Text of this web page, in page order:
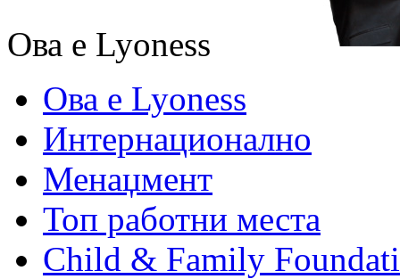
Ова е Lyoness
Ова е Lyoness
Интернационално
Менаџмент
Топ работни места
Child & Family